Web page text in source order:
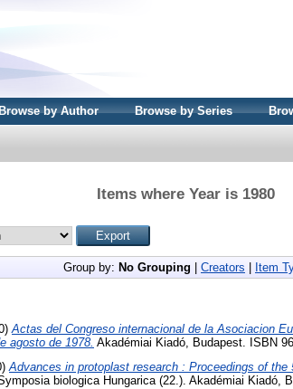
by Author Browse by Series
Items where Year is 1980
Group by: No Grouping Creators Item
Actas del Congreso internacional de la Asociacion
agosto de 1978. Akadémiai Kiadó, Budapest. ISBN
Advances in protoplast research : Proceedings of
biologica Hungarica (22.). Akadémiai Kiadó,